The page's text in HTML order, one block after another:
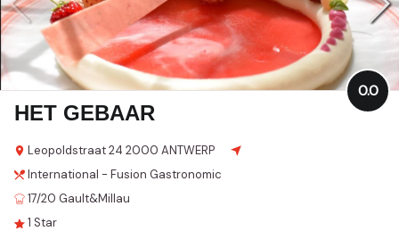
HET GEBAAR
Leopoldstraat24 2000 ANTWERP
0.0
International - Fusion Gastronomic
17/20 Gault&Millau
1 Star